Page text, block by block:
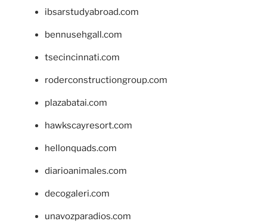
ibsarstudyabroad.com
bennusehgall.com
tsecincinnati.com
roderconstructiongroup.com
plazabatai.com
hawkscayresort.com
hellonquads.com
diarioanimales.com
decogaleri.com
unavozparadios.com